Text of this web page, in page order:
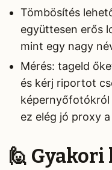
Tömbösítés
együttesen erős
mint egy nagy
Mérés: tageld
és kérj riportot
ez elég jó proxy
🙋